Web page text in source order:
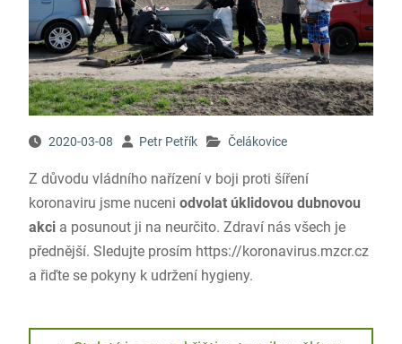
2020-03-08 Petr Petřík Čelákovice
Z důvodu vládního nařízení v boji proti šíření
koronaviru jsme nuceni odvolat úklidovou dubnovou
akcia posunout ji na neurčito. Zdraví nás všech je
přednější. Sledujte prosím https://koronavirus.mzcr.cz
a řiďte se pokyny k udržení hygieny.